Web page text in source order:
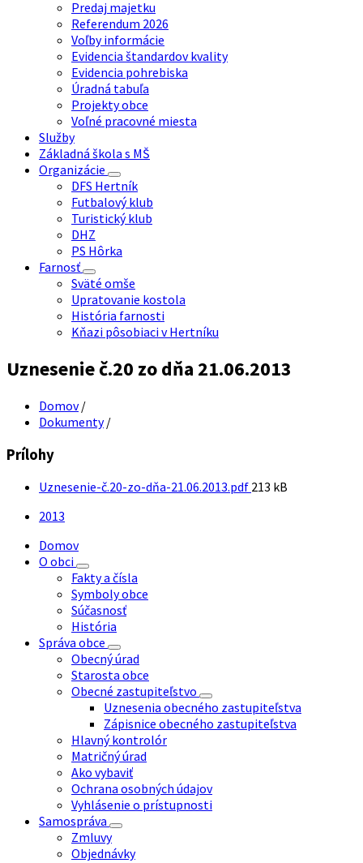
Predaj majetku
Referendum 2026
Voľby informácie
Evidencia štandardov kvality
Evidencia pohrebiska
Úradná tabuľa
Projekty obce
Voľné pracovné miesta
Služby
Základná škola s MŠ
Organizácie
DFS Hertník
Futbalový klub
Turistický klub
DHZ
PS Hôrka
Farnosť
Sväté omše
Upratovanie kostola
História farnosti
Kňazi pôsobiaci v Hertníku
Uznesenie č.20 zo dňa 21.06.2013
Domov /
Dokumenty /
Prílohy
Uznesenie-č.20-zo-dňa-21.06.2013.pdf Veľkosť
213 kB
2013
Domov
O obci
Fakty a čísla
Symboly obce
Súčasnosť
História
Správa obce
Obecný úrad
Starosta obce
Obecné zastupiteľstvo
Uznesenia obecného zastupiteľstva
Zápisnice obecného zastupiteľstva
Hlavný kontrolór
Matričný úrad
Ako vybaviť
Ochrana osobných údajov
Vyhlásenie o prístupnosti
Samospráva
Zmluvy
Objednávky